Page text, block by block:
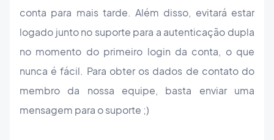
conta para mais tarde. Além disso, evitará estar
logado junto no suporte para a autenticação dupla
no momento do primeiro login da conta, o que
nunca é fácil. Para obter os dados de contato do
membro da nossa equipe, basta enviar uma
mensagem para o suporte ;)